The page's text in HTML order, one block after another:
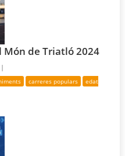
Món de Triatló 2024
carreres populars
edat